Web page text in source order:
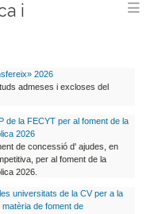
i
2026
admeses i excloses del
de la FECYT per al foment de la
2026
de concessió d' ajudes, en
per al foment de la
2026.
universitats de la CV per a la
de foment de